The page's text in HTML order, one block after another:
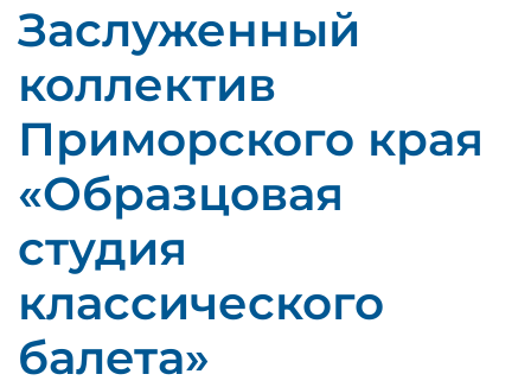
Заслуженный
коллектив
Приморского края
«Образцовая
студия
классического
балета»